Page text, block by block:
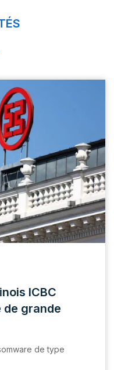
ICBC
de grande
de type